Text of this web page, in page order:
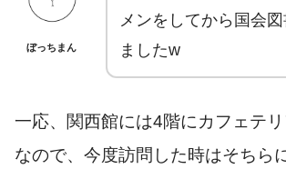
ぼっちまん
メンをしてから国会
ましたw
一応、関西館には4階にカフェテ
なので、今度訪問した時はそちら